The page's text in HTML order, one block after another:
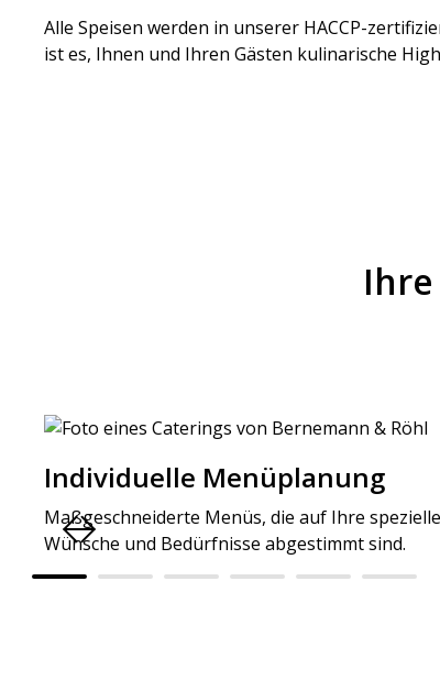
Alle Speisen werden in unserer HACCP-
ist es, Ihnen und Ihren Gästen kulinarische
Individuelle Menüplanung
Maßgeschneiderte Menüs, die auf Ihre
Wünsche und Bedürfnisse abgestimmt sind.